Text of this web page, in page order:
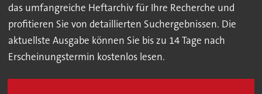
das umfangreiche Heftarchiv für Ihre Recherche und
profitieren Sie von detaillierten Suchergebnissen. Die
aktuellste Ausgabe können Sie bis zu 14 Tage nach
Erscheinungstermin kostenlos lesen.